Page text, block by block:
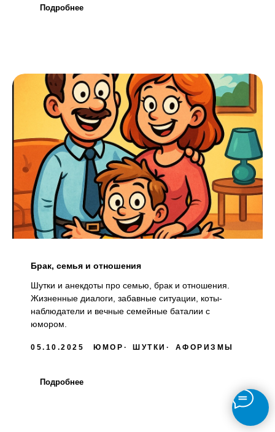
Подробнее
Брак, семья и отношения
Шутки и анекдоты про семью, брак и отношения.
Жизненные диалоги, забавные ситуации, коты-
наблюдатели и вечные семейные баталии с
юмором.
05.10.2025 ЮМОР ШУТКИ АФОРИЗМЫ
Подробнее